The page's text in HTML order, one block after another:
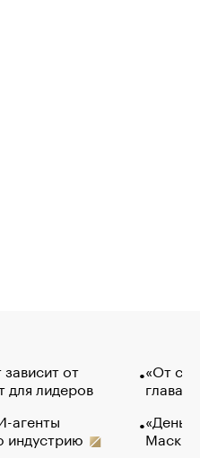
от
для лидеров
агенты
индустрию
«От
глава
Маск в